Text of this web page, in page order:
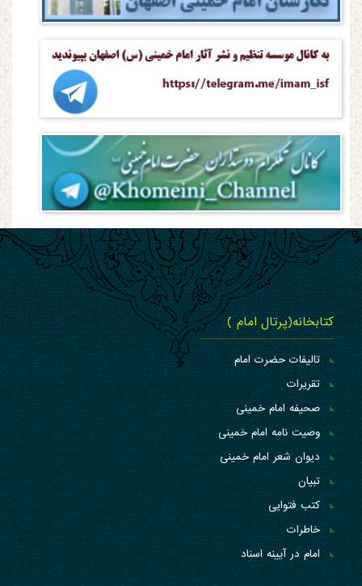
کتابخانه(پرتال امام )
تالیفات حضرت امام
تقریرات
صحیفه امام خمینی
وصیت نامه امام خمینی
دیوان شعر امام خمینی
تبیان
کتب فتوایی
خاطرات
امام در آیینه اسناد